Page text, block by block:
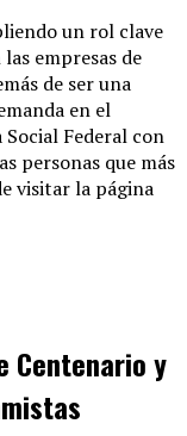
un rol clave
empresas de
de ser una
en el
Federal con
personas que más
visitar la página
Centenario y